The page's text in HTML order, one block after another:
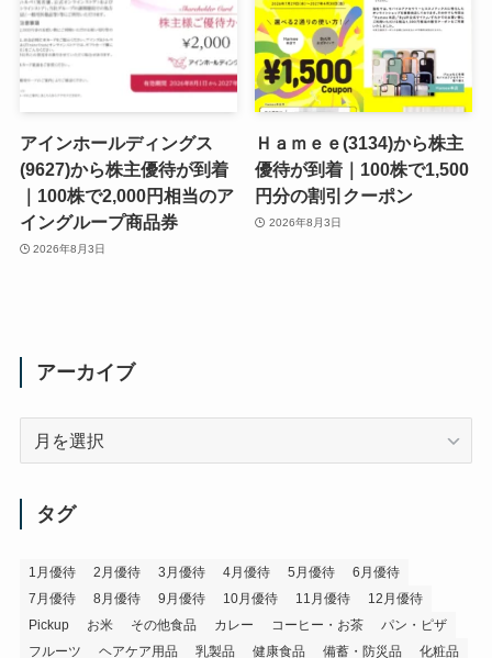
アインホールディングス
(9627)から株主優待が到着
｜100株で2,000円相当のア
イングループ商品券
2026年8月3日
Ｈａｍｅｅ(3134)から株主
優待が到着｜100株で1,500
円分の割引クーポン
2026年8月3日
アーカイブ
タグ
1月優待 2月優待 3月優待 4月優待 5月優待
6月優待
7月優待
8月優待 9月優待 10月優待 11月優待
12月優待
Pickup
お米 その他食品 カレー コーヒー・お茶
パン・ピザ
フルーツ
ヘアケア用品 乳製品 健康食品 備蓄・防災品
化粧品